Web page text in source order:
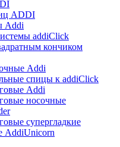
ADDI
Addi
addiClick
кончиком
Addi
спицы к addiClick
Addi
носочные
супергладкие
AddiUnicorn